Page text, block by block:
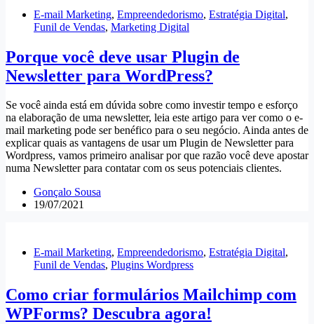
E-mail Marketing, Empreendedorismo, Estratégia Digital,
Funil de Vendas, Marketing Digital
Porque você deve usar Plugin de
Newsletter para WordPress?
Se você ainda está em dúvida sobre como investir tempo e esforço
na elaboração de uma newsletter, leia este artigo para ver como o e-
mail marketing pode ser benéfico para o seu negócio. Ainda antes de
explicar quais as vantagens de usar um Plugin de Newsletter para
Wordpress, vamos primeiro analisar por que razão você deve apostar
numa Newsletter para contatar com os seus potenciais clientes.
Gonçalo Sousa
19/07/2021
E-mail Marketing, Empreendedorismo, Estratégia Digital,
Funil de Vendas, Plugins Wordpress
Como criar formulários Mailchimp com
WPForms? Descubra agora!